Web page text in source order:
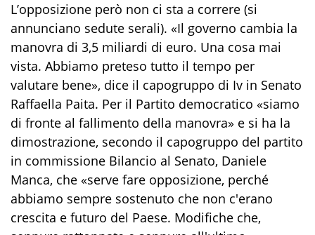
L’opposizione però non ci sta a correre (si
annunciano sedute serali). «Il governo cambia la
manovra di 3,5 miliardi di euro. Una cosa mai
vista. Abbiamo preteso tutto il tempo per
valutare bene», dice il capogruppo di Iv in Senato
Raffaella Paita. Per il Partito democratico «siamo
di fronte al fallimento della manovra» e si ha la
dimostrazione, secondo il capogruppo del partito
in commissione Bilancio al Senato, Daniele
Manca, che «serve fare opposizione, perché
abbiamo sempre sostenuto che non c'erano
crescita e futuro del Paese. Modifiche che,